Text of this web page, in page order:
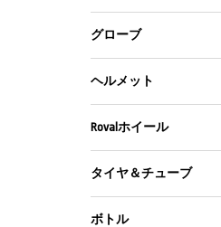
グローブ
ヘルメット
Rovalホイール
タイヤ＆チューブ
ボトル